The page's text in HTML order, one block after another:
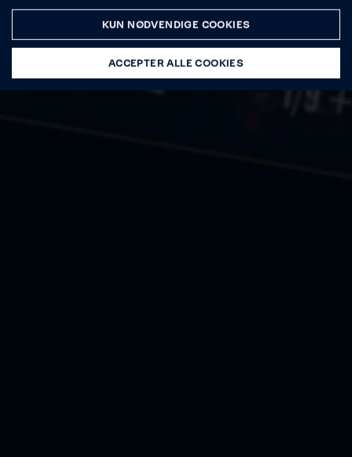
KUN NØDVENDIGE COOKIES
ACCEPTER ALLE COOKIES